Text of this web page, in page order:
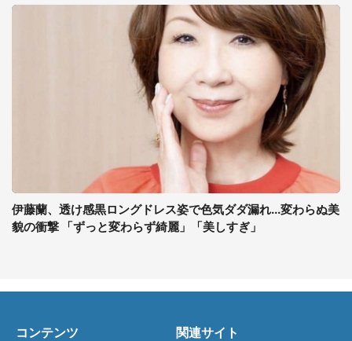
伊藤蘭、透け感黒ロングドレス姿で色気ダダ漏れ...変わらぬ美
貌の衝撃 「ずっと変わらず綺麗」「美しすぎ」
コンテンツ 関連サイト